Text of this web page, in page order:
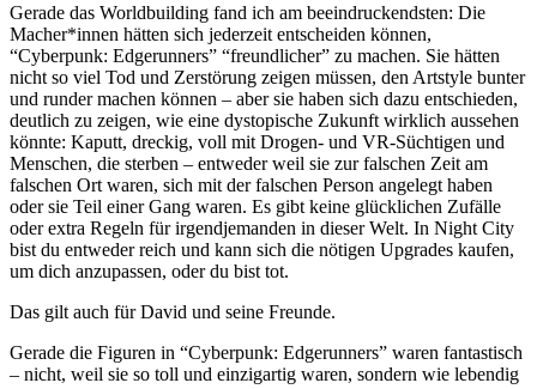
Gerade das Worldbuilding fand ich am beeindruckendsten: Die
Macher*innen hätten sich jederzeit entscheiden können,
“Cyberpunk: Edgerunners” “freundlicher” zu machen. Sie hätten
nicht so viel Tod und Zerstörung zeigen müssen, den Artstyle bunter
und runder machen können – aber sie haben sich dazu entschieden,
deutlich zu zeigen, wie eine dystopische Zukunft wirklich aussehen
könnte: Kaputt, dreckig, voll mit Drogen- und VR-Süchtigen und
Menschen, die sterben – entweder weil sie zur falschen Zeit am
falschen Ort waren, sich mit der falschen Person angelegt haben
oder sie Teil einer Gang waren. Es gibt keine glücklichen Zufälle
oder extra Regeln für irgendjemanden in dieser Welt. In Night City
bist du entweder reich und kann sich die nötigen Upgrades kaufen,
um dich anzupassen, oder du bist tot.
Das gilt auch für David und seine Freunde.
Gerade die Figuren in “Cyberpunk: Edgerunners” waren fantastisch
– nicht, weil sie so toll und einzigartig waren, sondern wie lebendig